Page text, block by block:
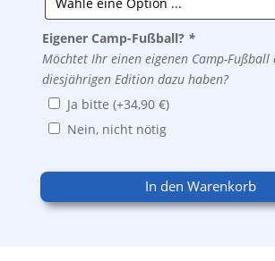
Eigener Camp-Fußball? *
Möchtet Ihr einen eigenen Camp-Fußball
diesjährigen Edition dazu haben?
Ja bitte (+34,90 €)
Nein, nicht nötig
In den Warenkorb